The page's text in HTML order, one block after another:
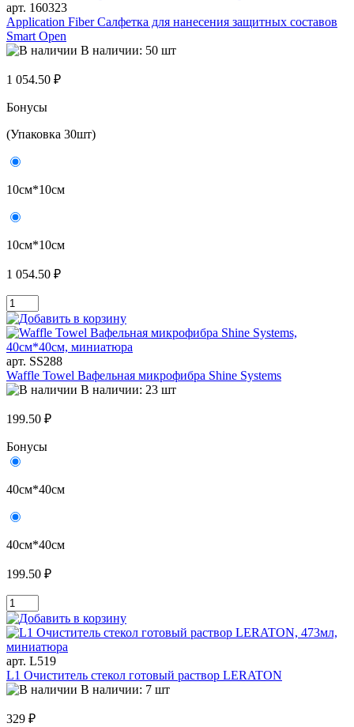
арт. 160323
Application Fiber Салфетка для нанесения защитных составов
Smart Open
В наличии: 50 шт
1 054.50 ₽
Бонусы
(Упаковка 30шт)
10см*10см
10см*10см
1 054.50 ₽
арт. SS288
Waffle Towel Вафельная микрофибра Shine Systems
В наличии: 23 шт
199.50 ₽
Бонусы
40см*40см
40см*40см
199.50 ₽
арт. L519
L1 Очиститель стекол готовый раствор LERATON
В наличии: 7 шт
329 ₽